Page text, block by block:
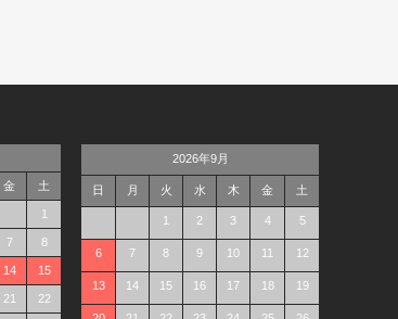
金 土
1
7 8
14 15
21 22
2026年9月
日 月 火 水 木 金 土
1 2 3 4 5
6 7 8 9 10 11 12
13 14 15 16 17 18 19